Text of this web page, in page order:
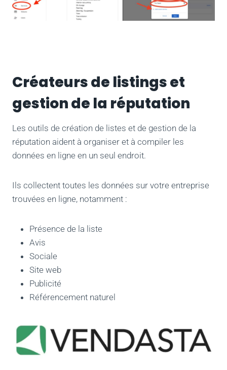
Créateurs de listings et
gestion de la réputation
Les outils de création de listes et de gestion de la
réputation aident à organiser et à compiler les
données en ligne en un seul endroit.
Ils collectent toutes les données sur votre entreprise
trouvées en ligne, notamment :
Présence de la liste
Avis
Sociale
Site web
Publicité
Référencement naturel